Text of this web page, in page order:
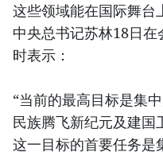
这些领域能在国际舞台
中央总书记苏林18日
时表示：
“当前的最高目标是集
民族腾飞新纪元及建国
这一目标的首要任务是